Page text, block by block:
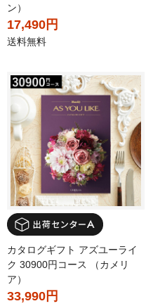
ン）
17,490円
送料無料
カタログギフト アズユーライ
ク 30900円コース （カメリ
ア）
33,990円